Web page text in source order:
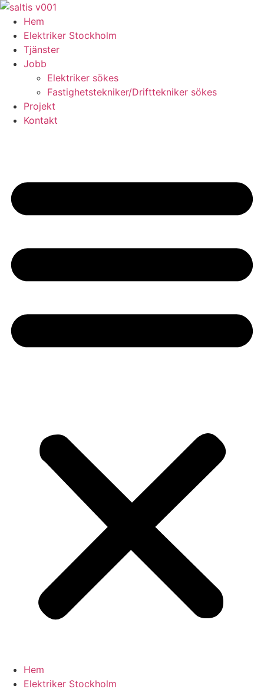
Skip
content
Hem
Elektriker Stockholm
Tjänster
Jobb
Elektriker sökes
Fastighetstekniker/Drifttekniker sökes
Projekt
Kontakt
Hem
Elektriker Stockholm